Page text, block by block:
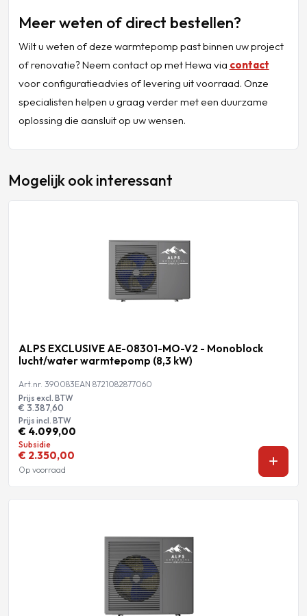
Meer weten of direct bestellen?
Wilt u weten of deze warmtepomp past binnen uw project
of renovatie? Neem contact op met Hewa via contact
voor configuratieadvies of levering uit voorraad. Onze
specialisten helpen u graag verder met een duurzame
oplossing die aansluit op uw wensen.
Mogelijk ook interessant
ALPS EXCLUSIVE AE-08301-MO-V2 - Monoblock
lucht/water warmtepomp (8,3 kW)
Art.nr. 390083EAN 8721082877060
Prijs excl. BTW
€ 3.387,60
Prijs incl. BTW
€ 4.099,00
Subsidie
€ 2.350,00
Op voorraad